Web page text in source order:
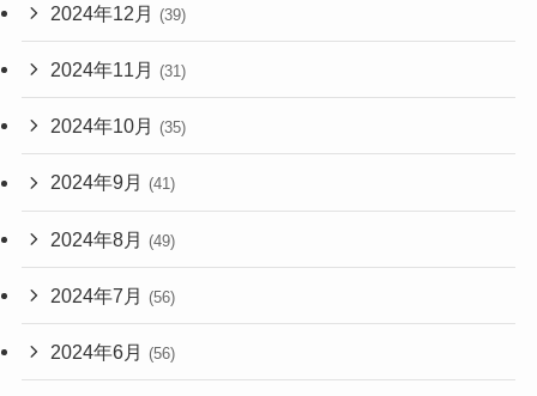
2024年12月 (39)
2024年11月 (31)
2024年10月 (35)
2024年9月 (41)
2024年8月 (49)
2024年7月 (56)
2024年6月 (56)